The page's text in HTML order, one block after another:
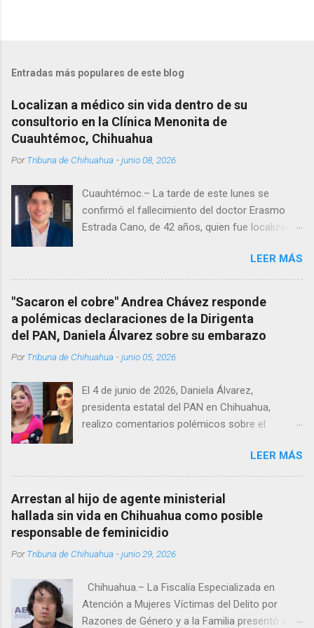
Entradas más populares de este blog
Localizan a médico sin vida dentro de su
consultorio en la Clínica Menonita de
Cuauhtémoc, Chihuahua
PorTribuna de Chihuahua -junio 08, 2026
Cuauhtémoc.– La tarde de este lunes se
confirmó el fallecimiento del doctor Erasmo
Estrada Cano, de 42 años, quien fue localizado
Menonita, ubicada en el kilómetro 10 del
Corredor Comercial. Según reportes el médico
se habría quitado la vida mientras permanecía
encerrado en el consultorio, por lo que
autoridades tuvieron que derribar la puerta,
Estrada, quien se desempeñó como presidente
un médico reconocido en la región.
LEER MÁS
"Sacaron el cobre" Andrea Chávez responde
a polémicas declaraciones de la Dirigenta
del PAN, Daniela Álvarez sobre su embarazo
PorTribuna de Chihuahua -junio 05, 2026
El 4 de junio de 2026, Daniela Álvarez,
presidenta estatal del PAN en Chihuahua,
realizo comentarios polémicos sobre el
Chávez. “acuérdense que su bebé está por
nacer”, expresó al ser cuestionada sobre si la
retaría a tomarse una foto en un restaurante
de Texas como una prueba de que si cuenta
con VISA Álvarez añadió: “Yo no sé dónde irá a
emociones fuertes, ¿Qué tal si se le ocurre que
cruzar y luego le den un susto, y pues la
criatura se adelante o algo?, yo creo que tendrá
LEER MÁS
Arrestan al hijo de agente ministerial
hallada sin vida en Chihuahua como posible
responsable de feminicidio
PorTribuna de Chihuahua -junio 29, 2026
Chihuahua.– La Fiscalía Especializada en
Atención a Mujeres Víctimas del Delito por
Razones de Género y a la Familia presentó a